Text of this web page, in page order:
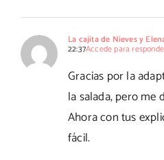
La cajita de Nieves y
22:37Accede para
Gracias por la
la salada, pero me
Ahora con tus
fácil.